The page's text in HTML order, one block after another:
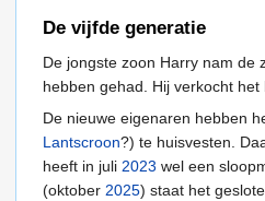
De vijfde generatie
De jongste zoon Harry nam de
hebben gehad. Hij verkocht het
De nieuwe eigenaren hebben
Lantscroon?) te huisvesten.
heeft in juli 2023 wel een
(oktober 2025) staat het